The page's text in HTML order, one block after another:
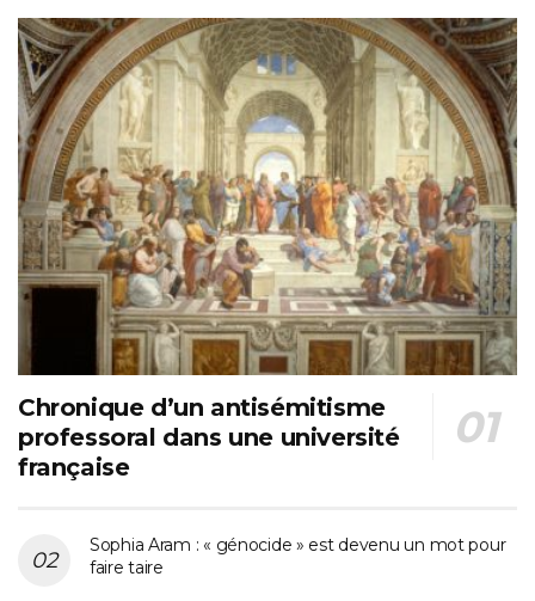
Chronique d’un antisémitisme
professoral dans une université
française
Sophia Aram : « génocide » est devenu un mot pour
faire taire